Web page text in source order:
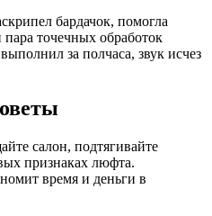
бардачок, помогла
точечных обработок
за полчаса, звук исчез
салон, подтягивайте
признаках люфта.
время и деньги в